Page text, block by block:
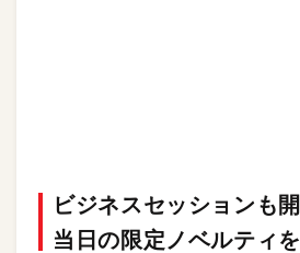
ビジネスセッションも
当日の限定ノベルティ